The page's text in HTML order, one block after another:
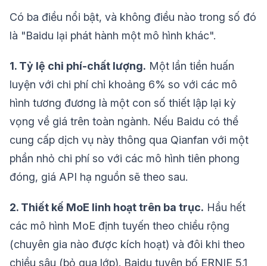
Có ba điều nổi bật, và không điều nào trong số đó
là "Baidu lại phát hành một mô hình khác".
1. Tỷ lệ chi phí-chất lượng. Một lần tiền huấn
luyện với chi phí chỉ khoảng 6% so với các mô
hình tương đương là một con số thiết lập lại kỳ
vọng về giá trên toàn ngành. Nếu Baidu có thể
cung cấp dịch vụ này thông qua Qianfan với một
phần nhỏ chi phí so với các mô hình tiên phong
đóng, giá API hạ nguồn sẽ theo sau.
2. Thiết kế MoE linh hoạt trên ba trục. Hầu hết
các mô hình MoE định tuyến theo chiều rộng
(chuyên gia nào được kích hoạt) và đôi khi theo
chiều sâu (bỏ qua lớp). Baidu tuyên bố ERNIE 5.1